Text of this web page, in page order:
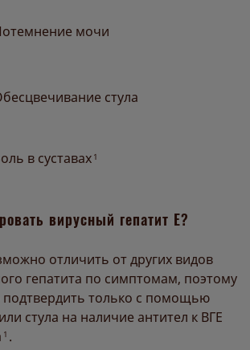
мочи
стула
в суставах 1
вирусный гепатит Е?
отличить от других видов
гепатита по симптомам, поэтому
только с помощью
стула на наличие антител к ВГЕ
1 .